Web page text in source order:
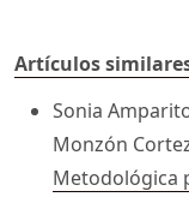
Artículos
Sonia
Monzón
Metodológica